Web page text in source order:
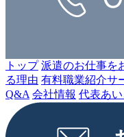
トップ 派遣のお仕事を
る理由 有料職業紹介サ
Q&A 会社情報 代表あ